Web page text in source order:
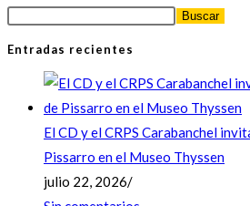
Buscar
Entradas recientes
El CD y el CRPS Carabanchel
Pissarro en el Museo Thyssen
julio 22, 2026/